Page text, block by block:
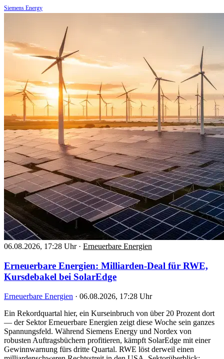
Siemens Energy
06.08.2026, 17:28 Uhr · Erneuerbare Energien
Erneuerbare Energien: Milliarden-Deal für RWE,
Kursdebakel bei SolarEdge
Erneuerbare Energien · 06.08.2026, 17:28 Uhr
Ein Rekordquartal hier, ein Kurseinbruch von über 20 Prozent dort
— der Sektor Erneuerbare Energien zeigt diese Woche sein ganzes
Spannungsfeld. Während Siemens Energy und Nordex von
robusten Auftragsbüchern profitieren, kämpft SolarEdge mit einer
Gewinnwarnung fürs dritte Quartal. RWE löst derweil einen